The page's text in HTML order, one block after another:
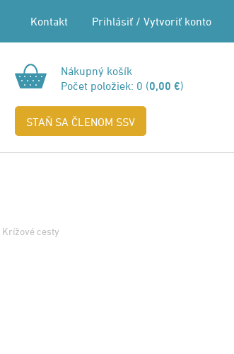
Kontakt Prihlásiť / Vytvoriť konto
Nákupný košík
Počet položiek: 0 (0,00 €)
STAŇ SA ČLENOM SSV
Krížové cesty